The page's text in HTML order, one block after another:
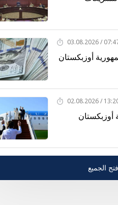
07:47 /
أوزبكستان
13:20 /
أوزبكستان
فتج الجميع